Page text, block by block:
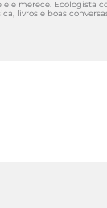
ele merece. Ecologista
livros e boas